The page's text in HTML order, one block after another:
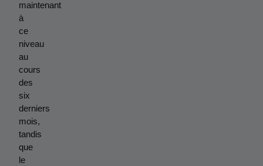
maintenant
à
ce
niveau
au
cours
des
six
derniers
mois,
tandis
que
le